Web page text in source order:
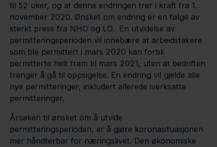
til 52 uker, og at denne endringen trer i kraft fra 1.
november 2020. Ønsket om endring er en følge av
sterkt press fra NHO og LO. En utvidelse av
permitteringsperioden vil innebære at arbeidstakere
som ble permittert i mars 2020 kan forbli
permitterte helt frem til mars 2021, uten at bedriften
trenger å gå til oppsigelse. En endring vil gjelde alle
nye permitteringer, inkludert allerede iverksatte
permitteringer.
Årsaken til ønsket om å utvide
permitteringsperioden, er å gjøre koronasituasjonen
mer håndterbar for næringslivet. Den økonomiske